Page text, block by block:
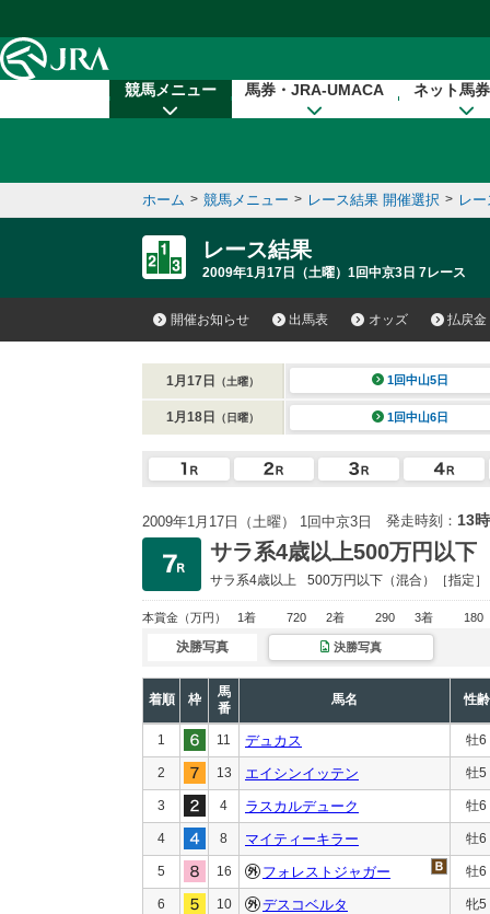
競馬メニュー 馬券・JRA-UMACA ネット馬
ホーム > 競馬メニュー > レース結果 開催選択 > レ
レース結果
2009年1月17日（土曜）1回中京3日 7レース
開催お知らせ 出馬表 オッズ 払戻金
1月17日 （土曜） 1回中山5日
1月18日 （日曜） 1回中山6日
2009年1月17日（土曜） 1回中京3日 発走時刻： 13
サラ系4歳以上500万円以下
サラ系4歳以上 500万円以下 （混合）［指定］
本賞金 （万円） 1着 720 2着 290 3着 180
決勝写真 決勝写真
着順 枠
馬
番
馬名 性齢
1 11 デュカス 牡6
2 13 エイシンイッテン 牡5
3 4 ラスカルデューク 牡6
4 8 マイティーキラー 牡6
5 16 フォレストジャガー 牡6
6 10 デスコベルタ 牝5